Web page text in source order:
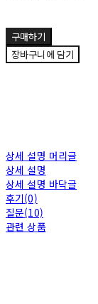
구매하기
장바구니에 담기
상세 설명 머리글
상세 설명
상세 설명 바닥글
후기(0)
질문(10)
관련 상품